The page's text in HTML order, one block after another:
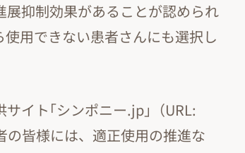
抑制効果があることが認められ
用できない患者さんにも選択し
イト｢シンポニー.jp｣（URL:
皆様には、適正使用の推進な